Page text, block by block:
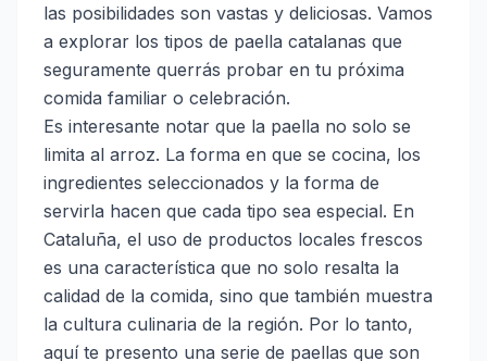
las posibilidades son vastas y deliciosas. Vamos
a explorar los tipos de paella catalanas que
seguramente querrás probar en tu próxima
comida familiar o celebración.
Es interesante notar que la paella no solo se
limita al arroz. La forma en que se cocina, los
ingredientes seleccionados y la forma de
servirla hacen que cada tipo sea especial. En
Cataluña, el uso de productos locales frescos
es una característica que no solo resalta la
calidad de la comida, sino que también muestra
la cultura culinaria de la región. Por lo tanto,
aquí te presento una serie de paellas que son